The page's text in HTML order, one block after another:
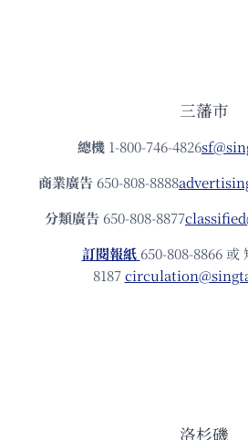
三藩市
總機 1-800-746-4826
商業廣告 650-808-8888
分類廣告 650-808-8877
訂閱報紙 650-808-8866 或
8187
洛杉磯